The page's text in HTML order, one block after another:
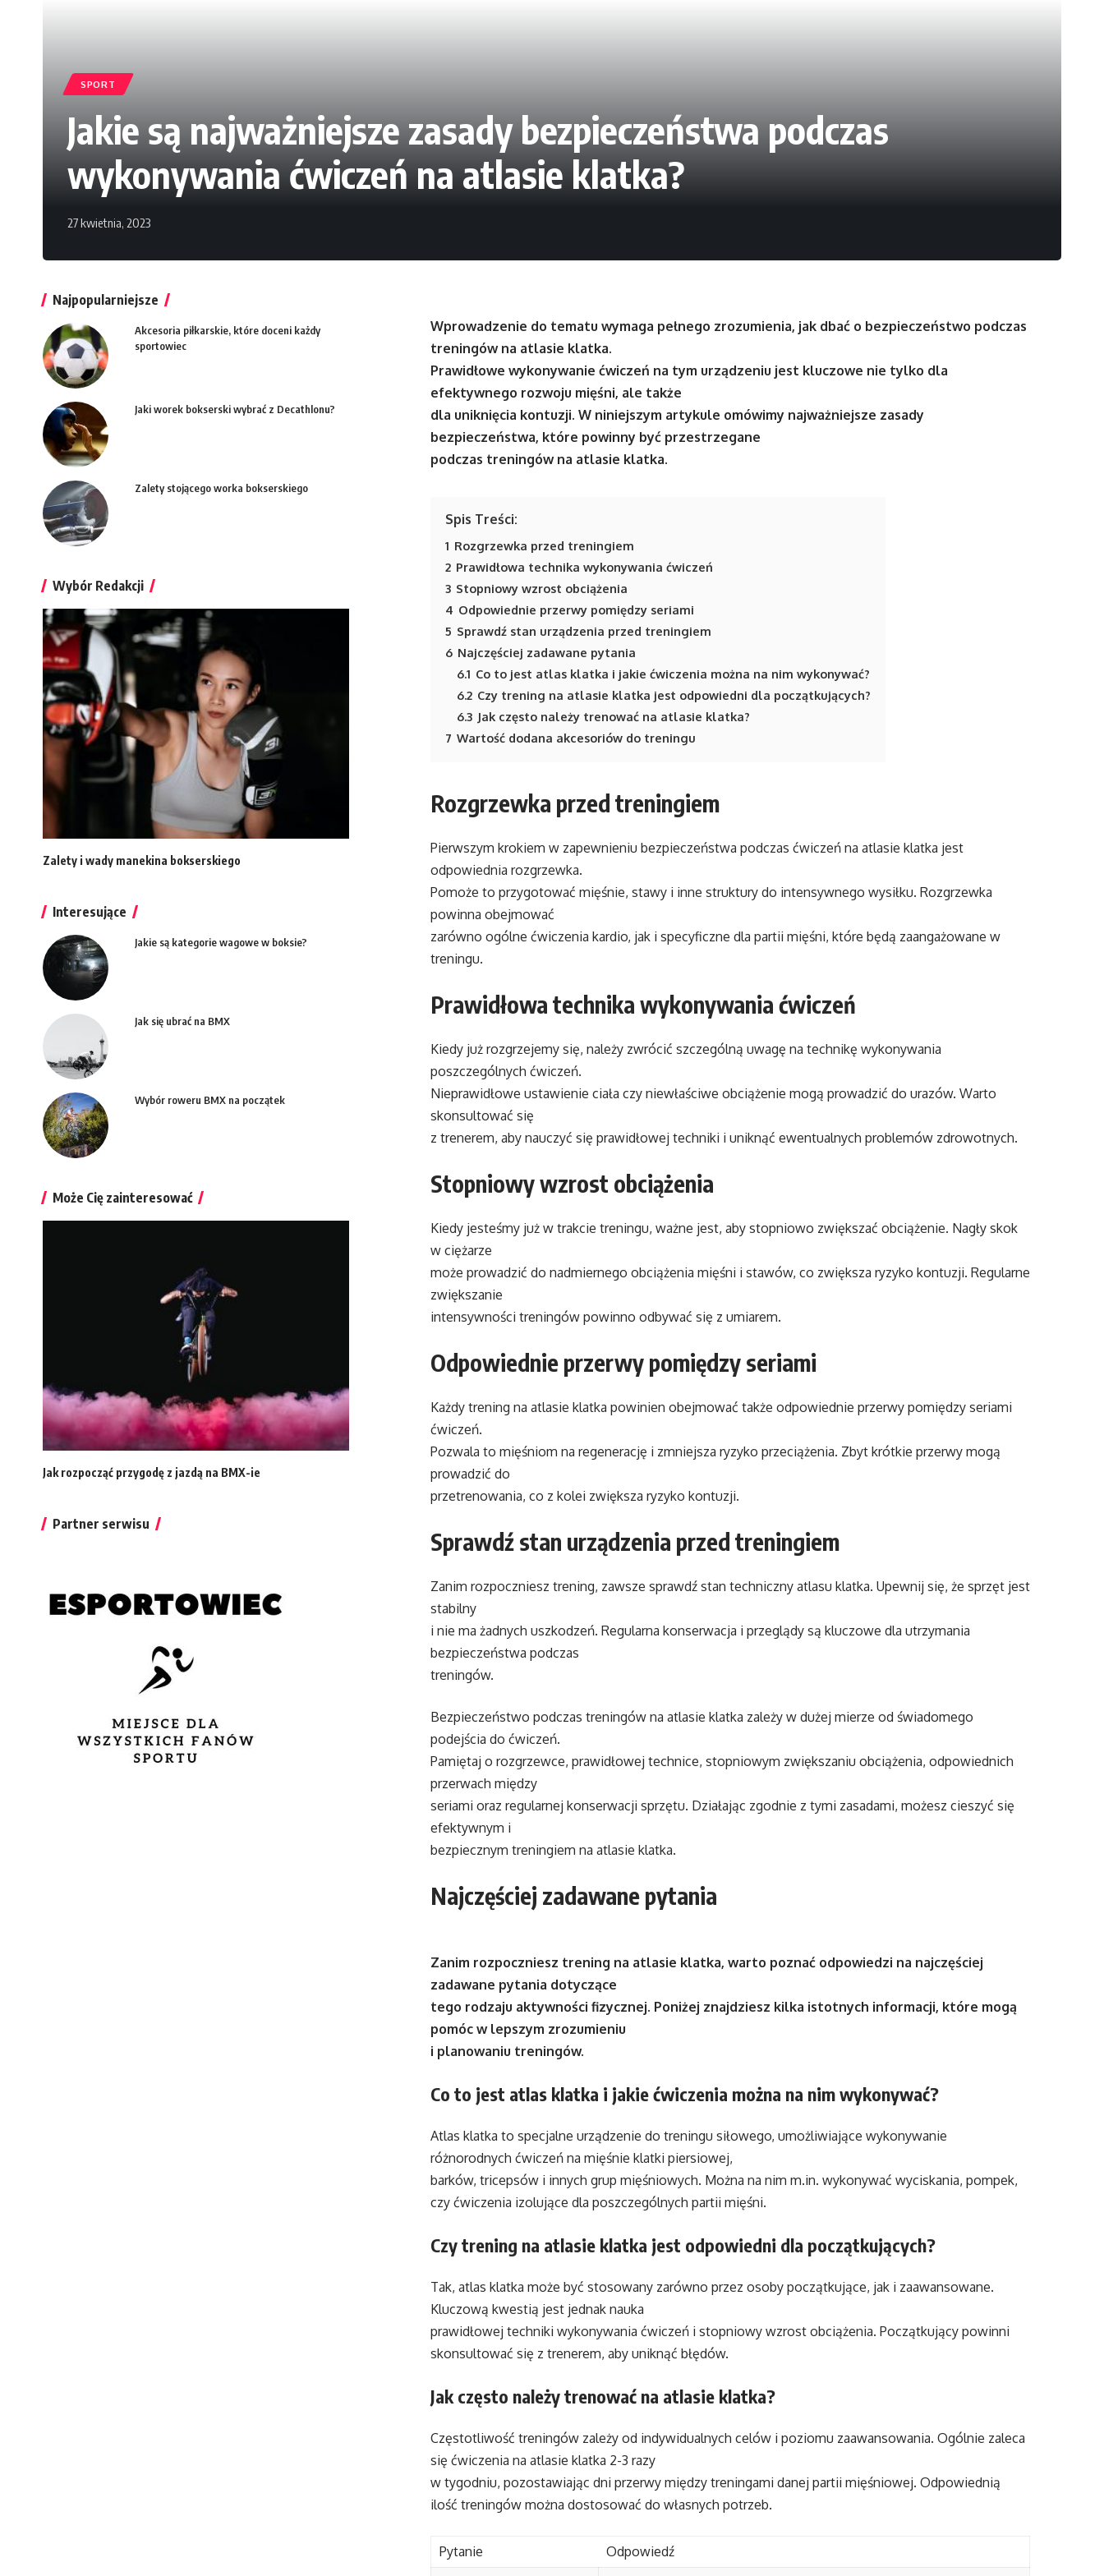
SPORT
Jakie są najważniejsze zasady bezpieczeństwa podczas
wykonywania ćwiczeń na atlasie klatka?
27 kwietnia, 2023
Wprowadzenie do tematu wymaga pełnego zrozumienia, jak dbać o bezpieczeństwo podczas
treningów na atlasie klatka.
Prawidłowe wykonywanie ćwiczeń na tym urządzeniu jest kluczowe nie tylko dla
efektywnego rozwoju mięśni, ale także
dla uniknięcia kontuzji. W niniejszym artykule omówimy najważniejsze zasady
bezpieczeństwa, które powinny być przestrzegane
podczas treningów na atlasie klatka.
Spis Treści:
1 Rozgrzewka przed treningiem
2 Prawidłowa technika wykonywania ćwiczeń
3 Stopniowy wzrost obciążenia
4 Odpowiednie przerwy pomiędzy seriami
5 Sprawdź stan urządzenia przed treningiem
6 Najczęściej zadawane pytania
6.1 Co to jest atlas klatka i jakie ćwiczenia można na nim wykonywać?
6.2 Czy trening na atlasie klatka jest odpowiedni dla początkujących?
6.3 Jak często należy trenować na atlasie klatka?
7 Wartość dodana akcesoriów do treningu
Rozgrzewka przed treningiem
Pierwszym krokiem w zapewnieniu bezpieczeństwa podczas ćwiczeń na atlasie klatka jest
odpowiednia rozgrzewka.
Pomoże to przygotować mięśnie, stawy i inne struktury do intensywnego wysiłku. Rozgrzewka
powinna obejmować
zarówno ogólne ćwiczenia kardio, jak i specyficzne dla partii mięśni, które będą zaangażowane w
treningu.
Prawidłowa technika wykonywania ćwiczeń
Kiedy już rozgrzejemy się, należy zwrócić szczególną uwagę na technikę wykonywania
poszczególnych ćwiczeń.
Nieprawidłowe ustawienie ciała czy niewłaściwe obciążenie mogą prowadzić do urazów. Warto
skonsultować się
z trenerem, aby nauczyć się prawidłowej techniki i uniknąć ewentualnych problemów zdrowotnych.
Stopniowy wzrost obciążenia
Kiedy jesteśmy już w trakcie treningu, ważne jest, aby stopniowo zwiększać obciążenie. Nagły skok
w ciężarze
może prowadzić do nadmiernego obciążenia mięśni i stawów, co zwiększa ryzyko kontuzji. Regularne
zwiększanie
intensywności treningów powinno odbywać się z umiarem.
Odpowiednie przerwy pomiędzy seriami
Każdy trening na atlasie klatka powinien obejmować także odpowiednie przerwy pomiędzy seriami
ćwiczeń.
Pozwala to mięśniom na regenerację i zmniejsza ryzyko przeciążenia. Zbyt krótkie przerwy mogą
prowadzić do
przetrenowania, co z kolei zwiększa ryzyko kontuzji.
Sprawdź stan urządzenia przed treningiem
Zanim rozpoczniesz trening, zawsze sprawdź stan techniczny atlasu klatka. Upewnij się, że sprzęt jest
stabilny
i nie ma żadnych uszkodzeń. Regularna konserwacja i przeglądy są kluczowe dla utrzymania
bezpieczeństwa podczas
treningów.
Bezpieczeństwo podczas treningów na atlasie klatka zależy w dużej mierze od świadomego
podejścia do ćwiczeń.
Pamiętaj o rozgrzewce, prawidłowej technice, stopniowym zwiększaniu obciążenia, odpowiednich
przerwach między
seriami oraz regularnej konserwacji sprzętu. Działając zgodnie z tymi zasadami, możesz cieszyć się
efektywnym i
bezpiecznym treningiem na atlasie klatka.
Najczęściej zadawane pytania
Zanim rozpoczniesz trening na atlasie klatka, warto poznać odpowiedzi na najczęściej
zadawane pytania dotyczące
tego rodzaju aktywności fizycznej. Poniżej znajdziesz kilka istotnych informacji, które mogą
pomóc w lepszym zrozumieniu
i planowaniu treningów.
Co to jest atlas klatka i jakie ćwiczenia można na nim wykonywać?
Atlas klatka to specjalne urządzenie do treningu siłowego, umożliwiające wykonywanie
różnorodnych ćwiczeń na mięśnie klatki piersiowej,
barków, tricepsów i innych grup mięśniowych. Można na nim m.in. wykonywać wyciskania, pompek,
czy ćwiczenia izolujące dla poszczególnych partii mięśni.
Czy trening na atlasie klatka jest odpowiedni dla początkujących?
Tak, atlas klatka może być stosowany zarówno przez osoby początkujące, jak i zaawansowane.
Kluczową kwestią jest jednak nauka
prawidłowej techniki wykonywania ćwiczeń i stopniowy wzrost obciążenia. Początkujący powinni
skonsultować się z trenerem, aby uniknąć błędów.
Jak często należy trenować na atlasie klatka?
Częstotliwość treningów zależy od indywidualnych celów i poziomu zaawansowania. Ogólnie zaleca
się ćwiczenia na atlasie klatka 2-3 razy
w tygodniu, pozostawiając dni przerwy między treningami danej partii mięśniowej. Odpowiednią
ilość treningów można dostosować do własnych potrzeb.
Pytanie
Odpowiedź
Najpopularniejsze
Akcesoria piłkarskie, które doceni każdy
sportowiec
Jaki worek bokserski wybrać z Decathlonu?
Zalety stojącego worka bokserskiego
Wybór Redakcji
Zalety i wady manekina bokserskiego
Interesujące
Jakie są kategorie wagowe w boksie?
Jak się ubrać na BMX
Wybór roweru BMX na początek
Może Cię zainteresować
Jak rozpocząć przygodę z jazdą na BMX-ie
Partner serwisu